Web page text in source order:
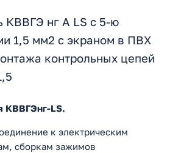
КВВГЭ нг А LS с 5-ю
1,5 мм2 с экраном в ПВХ
контрольных цепей
КВВГЭнг-LS.
к электрическим
сборкам зажимов